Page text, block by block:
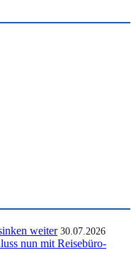
weiter 30.07.2026
nun mit Reisebüro-